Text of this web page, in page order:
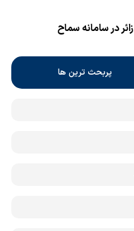
پربحث ترین ها